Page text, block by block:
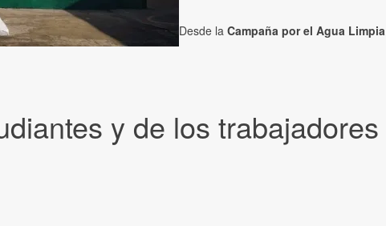
y de los
Desde la Campaña por el Agua